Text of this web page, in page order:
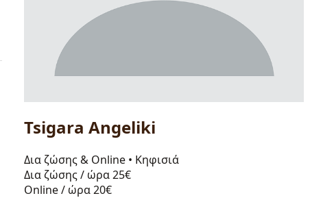
Tsigara Angeliki
Δια ζώσης & Online • Κηφισιά
Δια ζώσης / ώρα25€
Online / ώρα20€